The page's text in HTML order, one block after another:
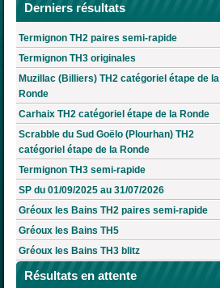
Derniers résultats
Termignon TH2 paires semi-rapide
Termignon TH3 originales
Muzillac (Billiers) TH2 catégoriel étape de la
Ronde
Carhaix TH2 catégoriel étape de la Ronde
Scrabble du Sud Goëlo (Plourhan) TH2
catégoriel étape de la Ronde
Termignon TH3 semi-rapide
SP du 01/09/2025 au 31/07/2026
Gréoux les Bains TH2 paires semi-rapide
Gréoux les Bains TH5
Gréoux les Bains TH3 blitz
Résultats en attente